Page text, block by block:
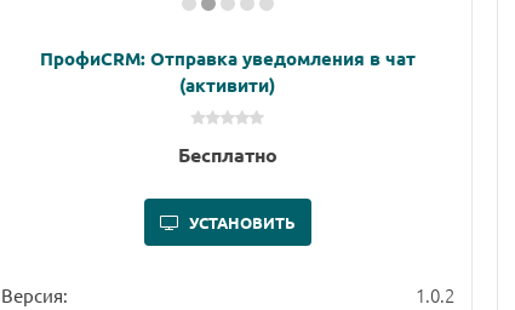
ПрофиCRM: Отправка уведомления в чат
(активити)
Бесплатно
УСТАНОВИТЬ
Версия: 1.0.2